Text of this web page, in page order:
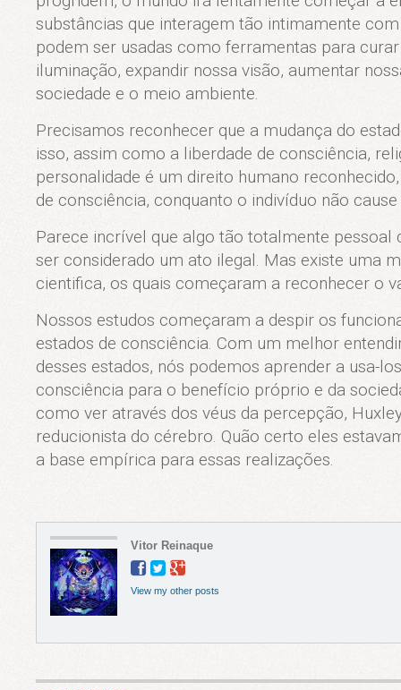
substâncias que interagem tão intimamente
podem ser usadas como ferramentas para
iluminação, expandir nossa visão, aumentar
sociedade e o meio ambiente.
Precisamos reconhecer que a mudança do
isso, assim como a liberdade de consciência,
personalidade é um direito humano
de consciência, conquanto o indivíduo não
Parece incrível que algo tão totalmente
ser considerado um ato ilegal. Mas existe uma
cientifica, os quais começaram a reconhecer o
Nossos estudos começaram a despir os
estados de consciência. Com um melhor
desses estados, nós podemos aprender a usa-
consciência para o benefício próprio e da
como ver através dos véus da percepção,
reducionista do cérebro. Quão certo eles
a base empírica para essas realizações.
Vitor Reinaque
View my other posts